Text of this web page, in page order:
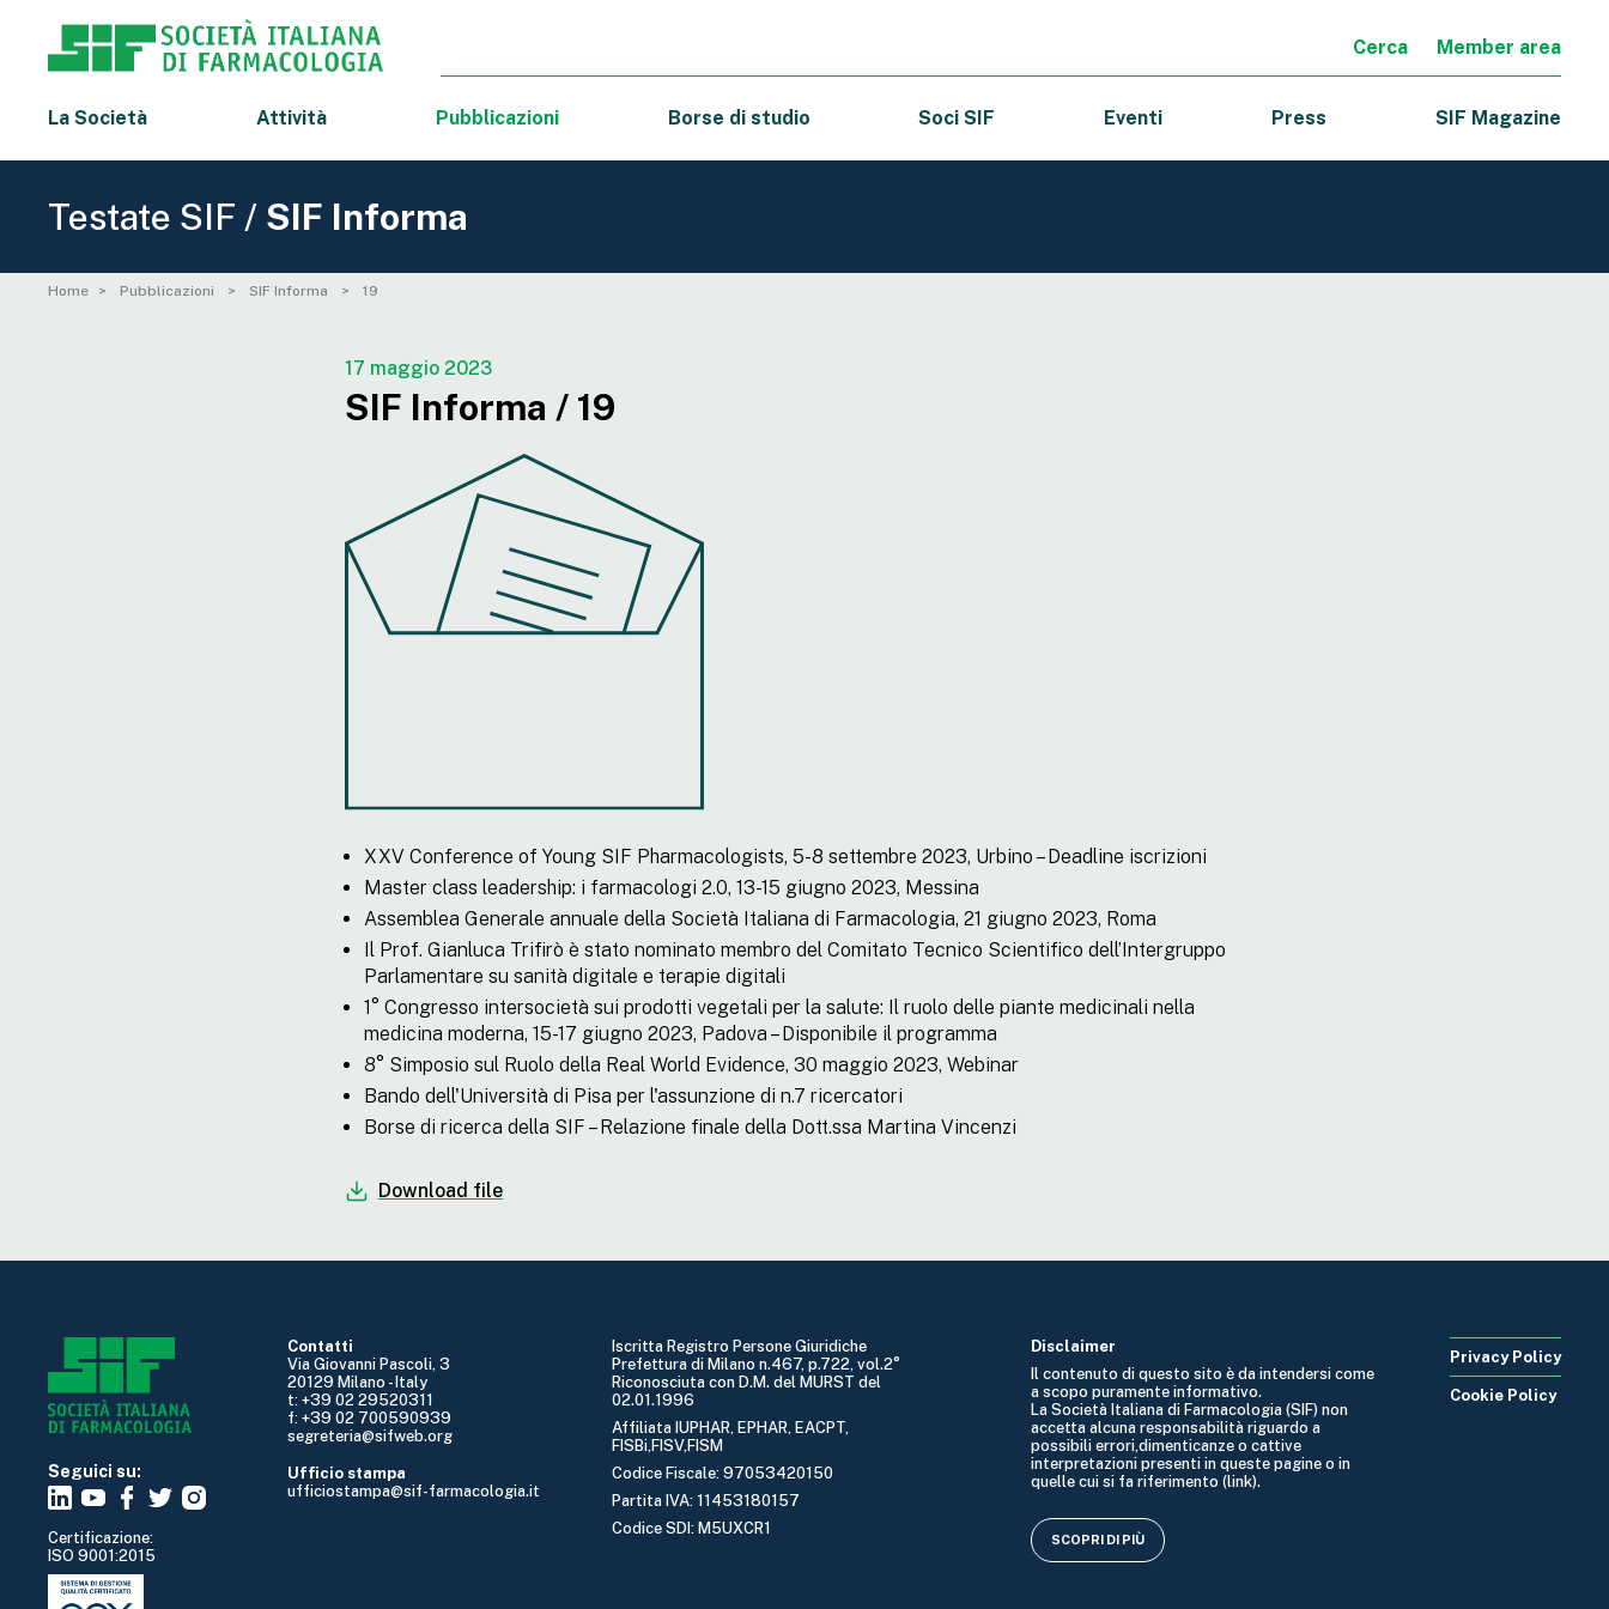
Cerca Member area
La Società Attività Pubblicazioni Borse di studio Soci SIF Eventi Press SIF Magazine
Testate SIF / SIF Informa
Home Pubblicazioni SIF Informa 19
17 maggio 2023
SIF Informa / 19
XXV Conference of Young SIF Pharmacologists, 5-8 settembre 2023, Urbino – Deadline iscrizioni
Master class leadership: i farmacologi 2.0, 13-15 giugno 2023, Messina
Assemblea Generale annuale della Società Italiana di Farmacologia, 21 giugno 2023, Roma
Il Prof. Gianluca Trifirò è stato nominato membro del Comitato Tecnico Scientifico dell’Intergruppo
Parlamentare su sanità digitale e terapie digitali
1° Congresso intersocietà sui prodotti vegetali per la salute: Il ruolo delle piante medicinali nella
medicina moderna, 15-17 giugno 2023, Padova – Disponibile il programma
8° Simposio sul Ruolo della Real World Evidence, 30 maggio 2023, Webinar
Bando dell'Università di Pisa per l'assunzione di n.7 ricercatori
Borse di ricerca della SIF – Relazione finale della Dott.ssa Martina Vincenzi
Download file
Seguici su:
Certificazione:
ISO 9001:2015
Contatti
Via Giovanni Pascoli, 3
20129 Milano - Italy
t: +39 02 29520311
f: +39 02 700590939
segreteria@sifweb.org
Ufficio stampa
ufficiostampa@sif-farmacologia.it
Iscritta Registro Persone Giuridiche
Prefettura di Milano n.467, p.722, vol.2°
Riconosciuta con D.M. del MURST del
02.01.1996
Affiliata IUPHAR, EPHAR, EACPT,
FISBi,FISV,FISM
Codice Fiscale: 97053420150
Partita IVA: 11453180157
Codice SDI: M5UXCR1
Disclaimer
Il contenuto di questo sito è da intendersi come
a scopo puramente informativo.
La Società Italiana di Farmacologia (SIF) non
accetta alcuna responsabilità riguardo a
possibili errori,dimenticanze o cattive
interpretazioni presenti in queste pagine o in
quelle cui si fa riferimento (link).
SCOPRI DI PIÙ
Privacy Policy
Cookie Policy